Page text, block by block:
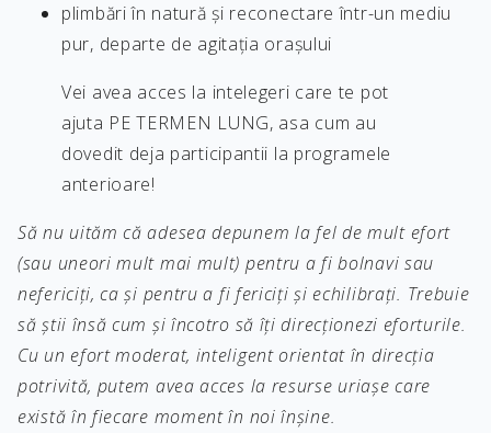
plimbări în natură și reconectare într-un mediu
pur, departe de agitația orașului
Vei avea acces la intelegeri care te pot
ajuta PE TERMEN LUNG, asa cum au
dovedit deja participantii la programele
anterioare!
Să nu uităm că adesea depunem la fel de mult efort
(sau uneori mult mai mult) pentru a fi bolnavi sau
nefericiți, ca și pentru a fi fericiți și echilibrați. Trebuie
să știi însă cum și încotro să îți direcționezi eforturile.
Cu un efort moderat, inteligent orientat în direcția
potrivită, putem avea acces la resurse uriașe care
există în fiecare moment în noi înșine.